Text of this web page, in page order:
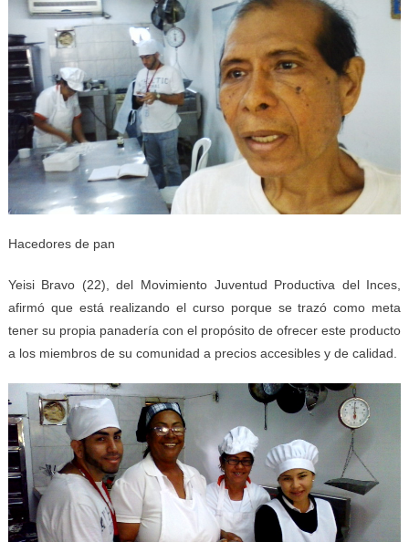
Hacedores de pan
Yeisi Bravo (22), del Movimiento Juventud Productiva del Inces,
afirmó que está realizando el curso porque se trazó como meta
tener su propia panadería con el propósito de ofrecer este producto
a los miembros de su comunidad a precios accesibles y de calidad.